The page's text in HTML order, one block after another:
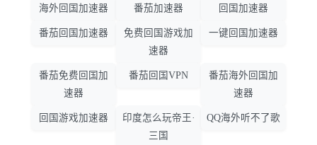
海外回国加速器 番茄加速器 回国加速器
番茄回国加速器
免费回国游戏加
速器
一键回国加速器
番茄免费回国加
速器
番茄回国VPN
番茄海外回国加
速器
回国游戏加速器
印度怎么玩帝王·
三国
QQ海外听不了歌